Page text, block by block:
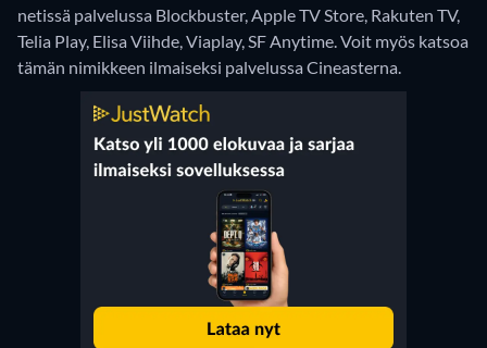
netissä palvelussa Blockbuster, Apple TV Store, Rakuten TV,
Telia Play, Elisa Viihde, Viaplay, SF Anytime.Voit myös katsoa
tämän nimikkeen ilmaiseksi palvelussa Cineasterna.